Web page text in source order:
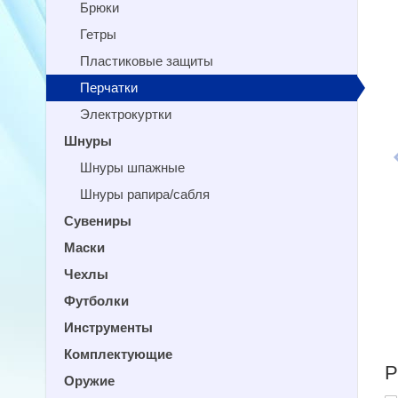
Брюки
Гетры
Пластиковые защиты
Перчатки
Электрокуртки
Шнуры
Шнуры шпажные
Шнуры рапира/сабля
Сувениры
Маски
Чехлы
Футболки
Инструменты
Комплектующие
Оружие